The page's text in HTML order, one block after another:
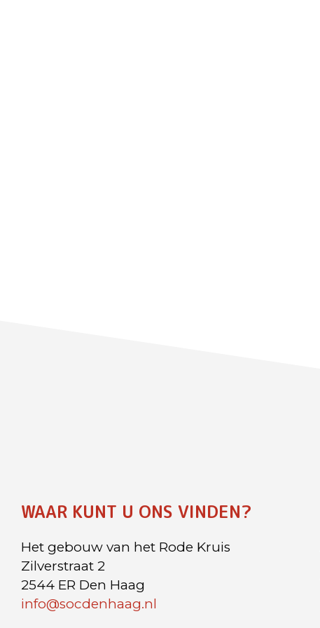
WAAR KUNT U ONS VINDEN?
Het gebouw van het Rode Kruis
Zilverstraat 2
2544 ER Den Haag
info@socdenhaag.nl